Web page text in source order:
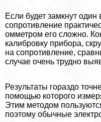
Если будет замкнут один
сопротивление
омметром его сложно.
калибровку прибора,
на сопротивление,
случае очень трудно
Результаты гораздо
помощью которого
Этим методом
поэтому обычные